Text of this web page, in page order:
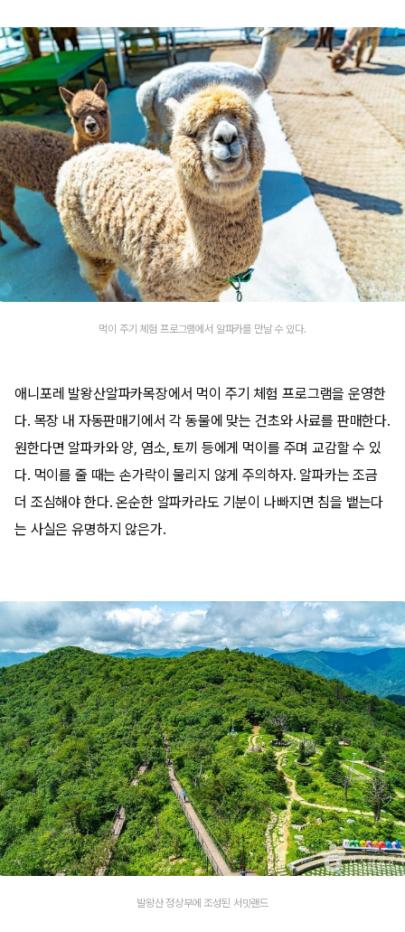
먹이 주기 체험 프로그램에서 알파카를 만날 수 있다.
애니포레 발왕산알파카목장에서 먹이 주기 체험 프로그램을 운영한
다. 목장 내 자동판매기에서 각 동물에 맞는 건초와 사료를 판매한다.
원한다면 알파카와 양, 염소, 토끼 등에게 먹이를 주며 교감할 수 있
다. 먹이를 줄 때는 손가락이 물리지 않게 주의하자. 알파카는 조금
더 조심해야 한다. 온순한 알파카라도 기분이 나빠지면 침을 뱉는다
는 사실은 유명하지 않은가.
발왕산 정상부에 조성된 서밋랜드